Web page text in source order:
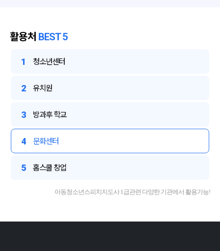
활용처 BEST 5
1 청소년센터
2 유치원
3 방과후 학교
4 문화센터
5 홈스쿨 창업
아동청소년스피치지도사 1급관련 다양한 기관에서 활용가능!